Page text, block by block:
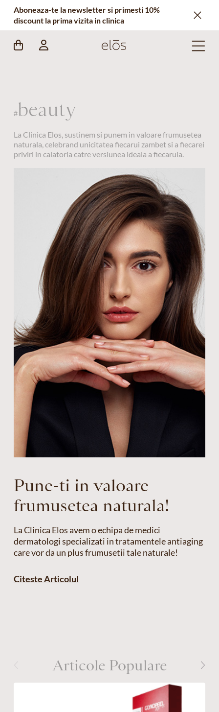
Aboneaza-te la newsletter si primesti 10%
discount la prima vizita in clinica
#beauty
La Clinica Elos, sustinem si punem in valoare frumusetea
naturala, celebrand unicitatea fiecarui zambet si a fiecarei
priviri in calatoria catre versiunea ideala a fiecaruia.
Pune-ti in valoare
frumusetea naturala!
La Clinica Elos avem o echipa de medici
dermatologi specializati in tratamentele antiaging
care vor da un plus frumusetii tale naturale!
Citeste Articolul
Articole Populare